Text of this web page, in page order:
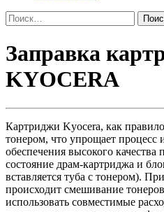
Найти:
Заправка
картриджей
KYOCERA
Заправка
KYOCERA
Картриджи Kyocera, как
тонером, что упрощает процесс
обеспечения высокого
состояние драм-картриджа и
вставляется туба с тонером).
происходит смешивание
использовать совместимые